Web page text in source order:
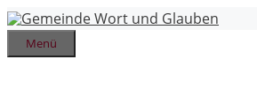
Zum
Inhalt
springen
Menü